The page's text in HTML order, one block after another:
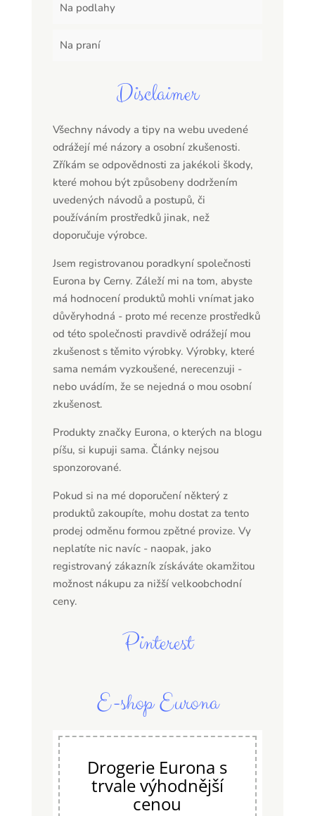
Na podlahy
Na praní
Disclaimer
Všechny návody a tipy na webu uvedené
odrážejí mé názory a osobní zkušenosti.
Zříkám se odpovědnosti za jakékoli škody,
které mohou být způsobeny dodržením
uvedených návodů a postupů, či
používáním prostředků jinak, než
doporučuje výrobce.
Jsem registrovanou poradkyní společnosti
Eurona by Cerny. Záleží mi na tom, abyste
má hodnocení produktů mohli vnímat jako
důvěryhodná - proto mé recenze prostředků
od této společnosti pravdivě odrážejí mou
zkušenost s těmito výrobky. Výrobky, které
sama nemám vyzkoušené, nerecenzuji -
nebo uvádím, že se nejedná o mou osobní
zkušenost.
Produkty značky Eurona, o kterých na blogu
píšu, si kupuji sama. Články nejsou
sponzorované.
Pokud si na mé doporučení některý z
produktů zakoupíte, mohu dostat za tento
prodej odměnu formou zpětné provize. Vy
neplatíte nic navíc - naopak, jako
registrovaný zákazník získáváte okamžitou
možnost nákupu za nižší velkoobchodní
ceny.
Pinterest
E-shop Eurona
Drogerie Eurona s
trvale výhodnější
cenou